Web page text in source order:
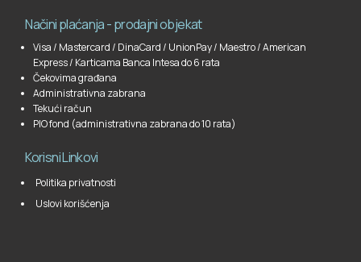
Načini plaćanja - prodajni objekat
Visa / Mastercard / DinaCard / UnionPay / Maestro / American
Express / Karticama Banca Intesa do 6 rata
Čekovima građana
Administrativna zabrana
Tekući račun
PIO fond (administrativna zabrana do 10 rata)
Korisni Linkovi
Politika privatnosti
Uslovi korišćenja